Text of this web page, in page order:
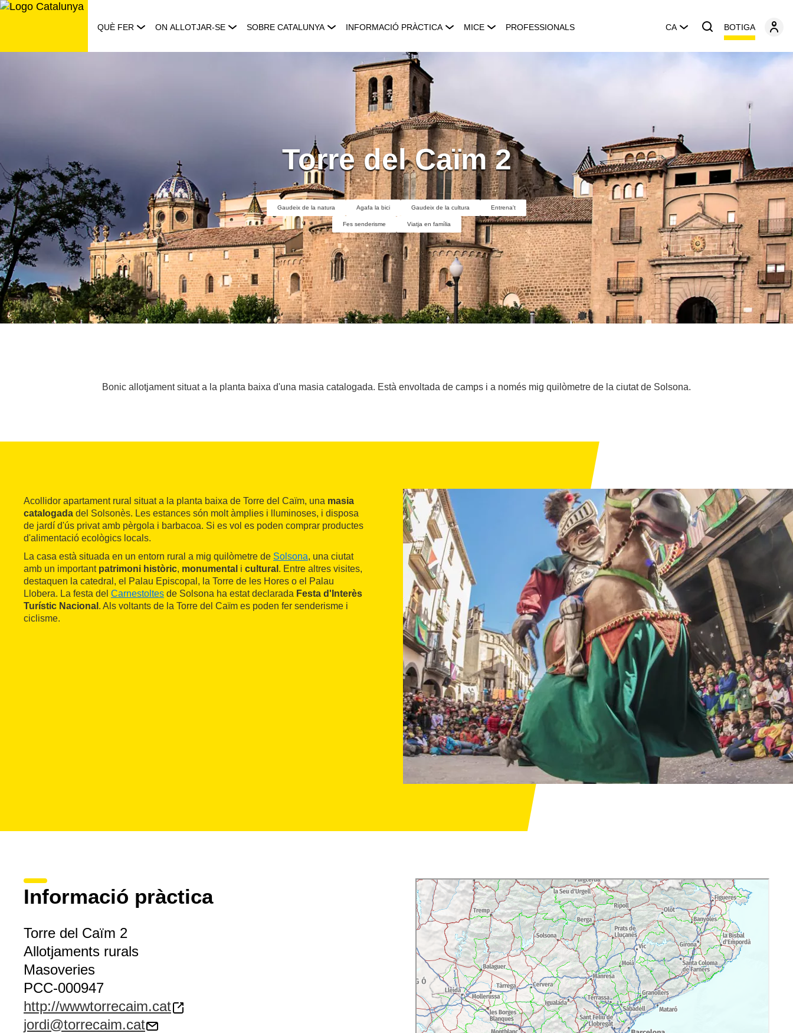
Saltar
QUÈ FER ON ALLOTJAR-SE SOBRE CATALUNYA INFORMACIÓ PRÀCTICA MICE PROFESSIONALS CA BOTIGA
Torre del Caïm 2
Gaudeix de la natura Agafa la bici Gaudeix de la cultura Entrena't
Fes senderisme Viatja en família
Bonic allotjament situat a la planta baixa d'una masia catalogada. Està envoltada de camps i a només mig quilòmetre de la ciutat de Solsona.
Acollidor apartament rural situat a la planta baixa de Torre del Caïm, una masia
catalogada del Solsonès. Les estances són molt àmplies i lluminoses, i disposa
de jardí d'ús privat amb pèrgola i barbacoa. Si es vol es poden comprar productes
d'alimentació ecològics locals.
La casa està situada en un entorn rural a mig quilòmetre de Solsona, una ciutat
amb un important patrimoni històric, monumental i cultural . Entre altres visites,
destaquen la catedral, el Palau Episcopal, la Torre de les Hores o el Palau
Llobera. La festa del Carnestoltes de Solsona ha estat declarada Festa d'Interès
Turístic Nacional . Als voltants de la Torre del Caïm es poden fer senderisme i
ciclisme.
Informació pràctica
Torre del Caïm 2
Allotjaments rurals
Masoveries
PCC-000947
http://wwwtorrecaim.cat
jordi@torrecaim.cat